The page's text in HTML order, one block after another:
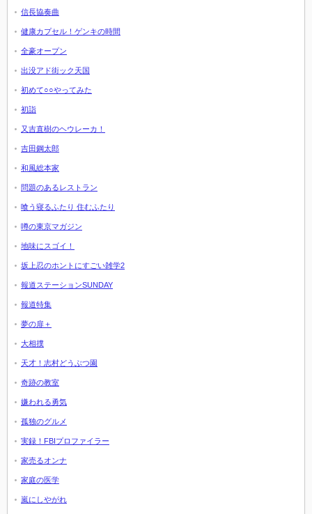
信長協奏曲
健康カプセル！ゲンキの時間
全豪オープン
出没アド街ック天国
初めて○○やってみた
初詣
又吉直樹のヘウレーカ！
吉田鋼太郎
和風総本家
問題のあるレストラン
喰う寝るふたり 住むふたり
噂の東京マガジン
地味にスゴイ！
坂上忍のホントにすごい雑学2
報道ステーションSUNDAY
報道特集
夢の扉＋
大相撲
天才！志村どうぶつ園
奇跡の教室
嫌われる勇気
孤独のグルメ
実録！FBIプロファイラー
家売るオンナ
家庭の医学
嵐にしやがれ